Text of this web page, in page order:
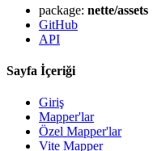
GitHub'da bu
package: nette/assets
GitHub
API
Sayfa İçeriği
Giriş
Mapper'lar
Özel Mapper'lar
Vite Mapper